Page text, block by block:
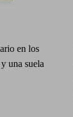
en los
una suela